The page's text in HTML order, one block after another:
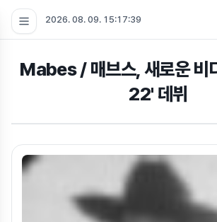
2026. 08. 09. 15:17:40
Mabes / 매브스, 새로운
22' 데뷔